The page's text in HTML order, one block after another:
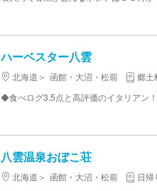
ハーベスター八雲
北海道 函館・大沼・松前
郷土
八雲温泉おぼこ荘
北海道 函館・大沼・松前
日帰